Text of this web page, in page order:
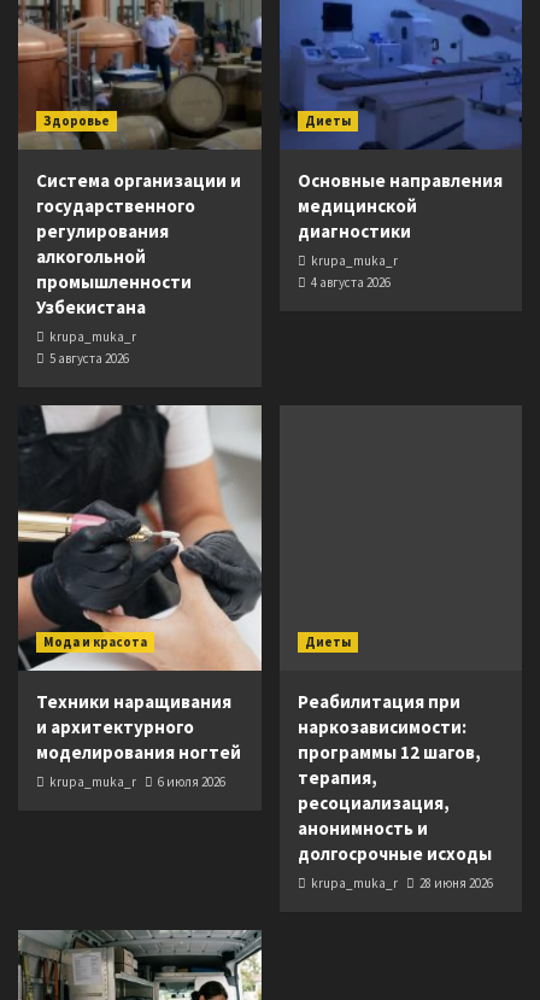
Здоровье
Система организации и
государственного
регулирования
алкогольной
промышленности
Узбекистана
krupa_muka_r
5 августа 2026
Диеты
Основные направления
медицинской
диагностики
krupa_muka_r
4 августа 2026
Мода и красота
Техники наращивания
и архитектурного
моделирования ногтей
krupa_muka_r 6 июля 2026
Диеты
Реабилитация при
наркозависимости:
программы 12 шагов,
терапия,
ресоциализация,
анонимность и
долгосрочные исходы
krupa_muka_r 28 июня 2026